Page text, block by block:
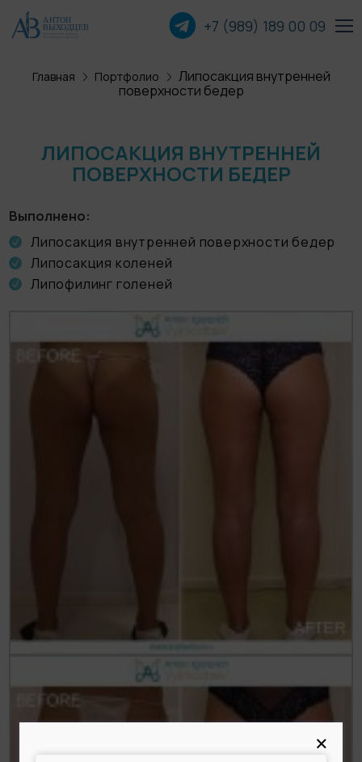
+7 (989) 189 00 09
Пластика лица
Пластика тела
Прочие операции
О хирурге
Статьи
Главная Портфолио
Липосакция внутренней
поверхности бедер
ЛИПОСАКЦИЯ ВНУТРЕННЕЙ
ПОВЕРХНОСТИ БЕДЕР
Выполнено
Липосакция внутренней поверхности бедер
Липосакция коленей
Липофилинг голеней
×